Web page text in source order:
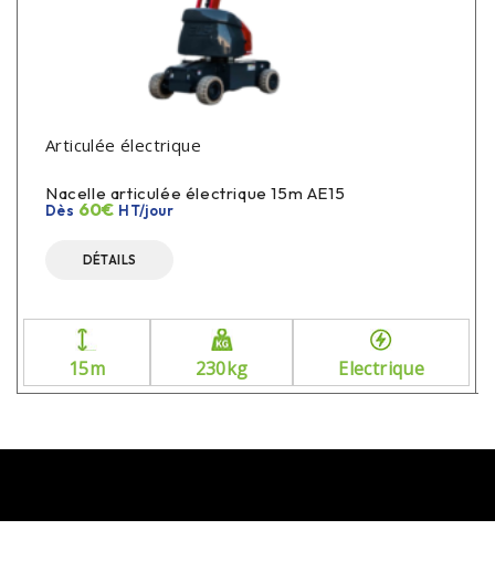
Articulée électrique
Nacelle articulée électrique 15m AE15
Dès 60€ HT/jour
DÉTAILS
15m 230kg Electrique